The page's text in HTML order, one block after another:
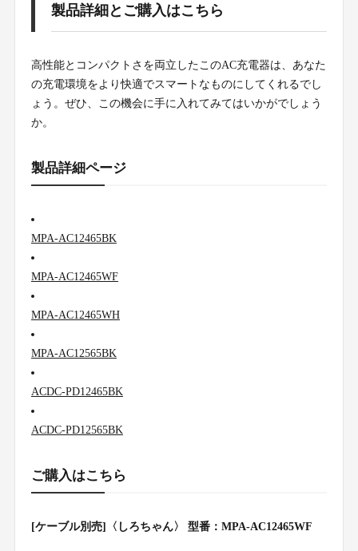
製品詳細とご購入はこちら
高性能とコンパクトさを両立したこのAC充電器は、あなた
の充電環境をより快適でスマートなものにしてくれるでし
ょう。ぜひ、この機会に手に入れてみてはいかがでしょう
か。
製品詳細ページ
MPA-AC12465BK
MPA-AC12465WF
MPA-AC12465WH
MPA-AC12565BK
ACDC-PD12465BK
ACDC-PD12565BK
ご購入はこちら
[ケーブル別売]〈しろちゃん〉 型番：MPA-AC12465WF